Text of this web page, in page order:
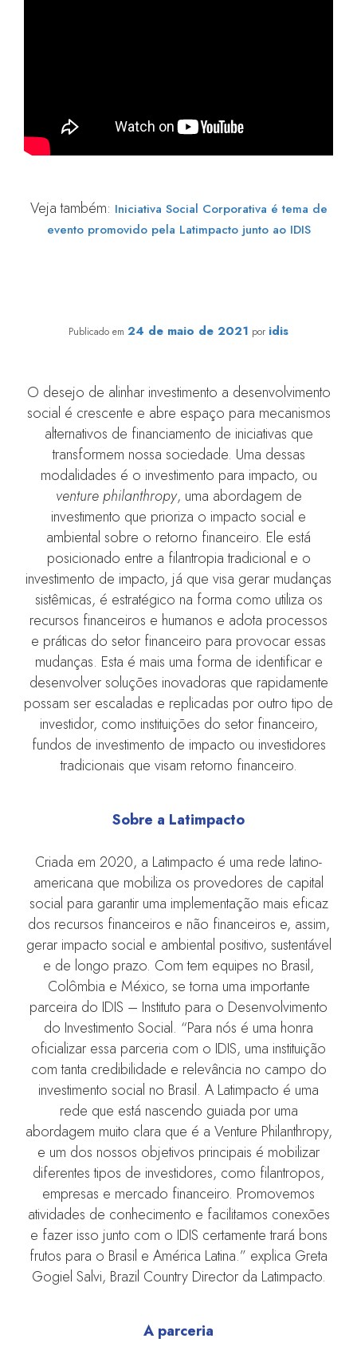
Veja também: Iniciativa Social Corporativa é tema de
evento promovido pela Latimpacto junto ao IDIS
Publicado em 24 de maio de 2021 por idis
O desejo de alinhar investimento a desenvolvimento
social é crescente e abre espaço para mecanismos
alternativos de financiamento de iniciativas que
transformem nossa sociedade. Uma dessas
modalidades é o investimento para impacto, ou
venture philanthropy, uma abordagem de
investimento que prioriza o impacto social e
ambiental sobre o retorno financeiro. Ele está
posicionado entre a filantropia tradicional e o
investimento de impacto, já que visa gerar mudanças
sistêmicas, é estratégico na forma como utiliza os
recursos financeiros e humanos e adota processos
e práticas do setor financeiro para provocar essas
mudanças. Esta é mais uma forma de identificar e
desenvolver soluções inovadoras que rapidamente
possam ser escaladas e replicadas por outro tipo de
investidor, como instituições do setor financeiro,
fundos de investimento de impacto ou investidores
tradicionais que visam retorno financeiro.
Sobre a Latimpacto
Criada em 2020, a Latimpacto é uma rede latino-
americana que mobiliza os provedores de capital
social para garantir uma implementação mais eficaz
dos recursos financeiros e não financeiros e, assim,
gerar impacto social e ambiental positivo, sustentável
e de longo prazo. Com tem equipes no Brasil,
Colômbia e México, se torna uma importante
parceira do IDIS – Instituto para o Desenvolvimento
do Investimento Social. “Para nós é uma honra
oficializar essa parceria com o IDIS, uma instituição
com tanta credibilidade e relevância no campo do
investimento social no Brasil. A Latimpacto é uma
rede que está nascendo guiada por uma
abordagem muito clara que é a Venture Philanthropy,
e um dos nossos objetivos principais é mobilizar
diferentes tipos de investidores, como filantropos,
empresas e mercado financeiro. Promovemos
atividades de conhecimento e facilitamos conexões
e fazer isso junto com o IDIS certamente trará bons
frutos para o Brasil e América Latina.” explica Greta
Gogiel Salvi, Brazil Country Director da Latimpacto.
A parceria